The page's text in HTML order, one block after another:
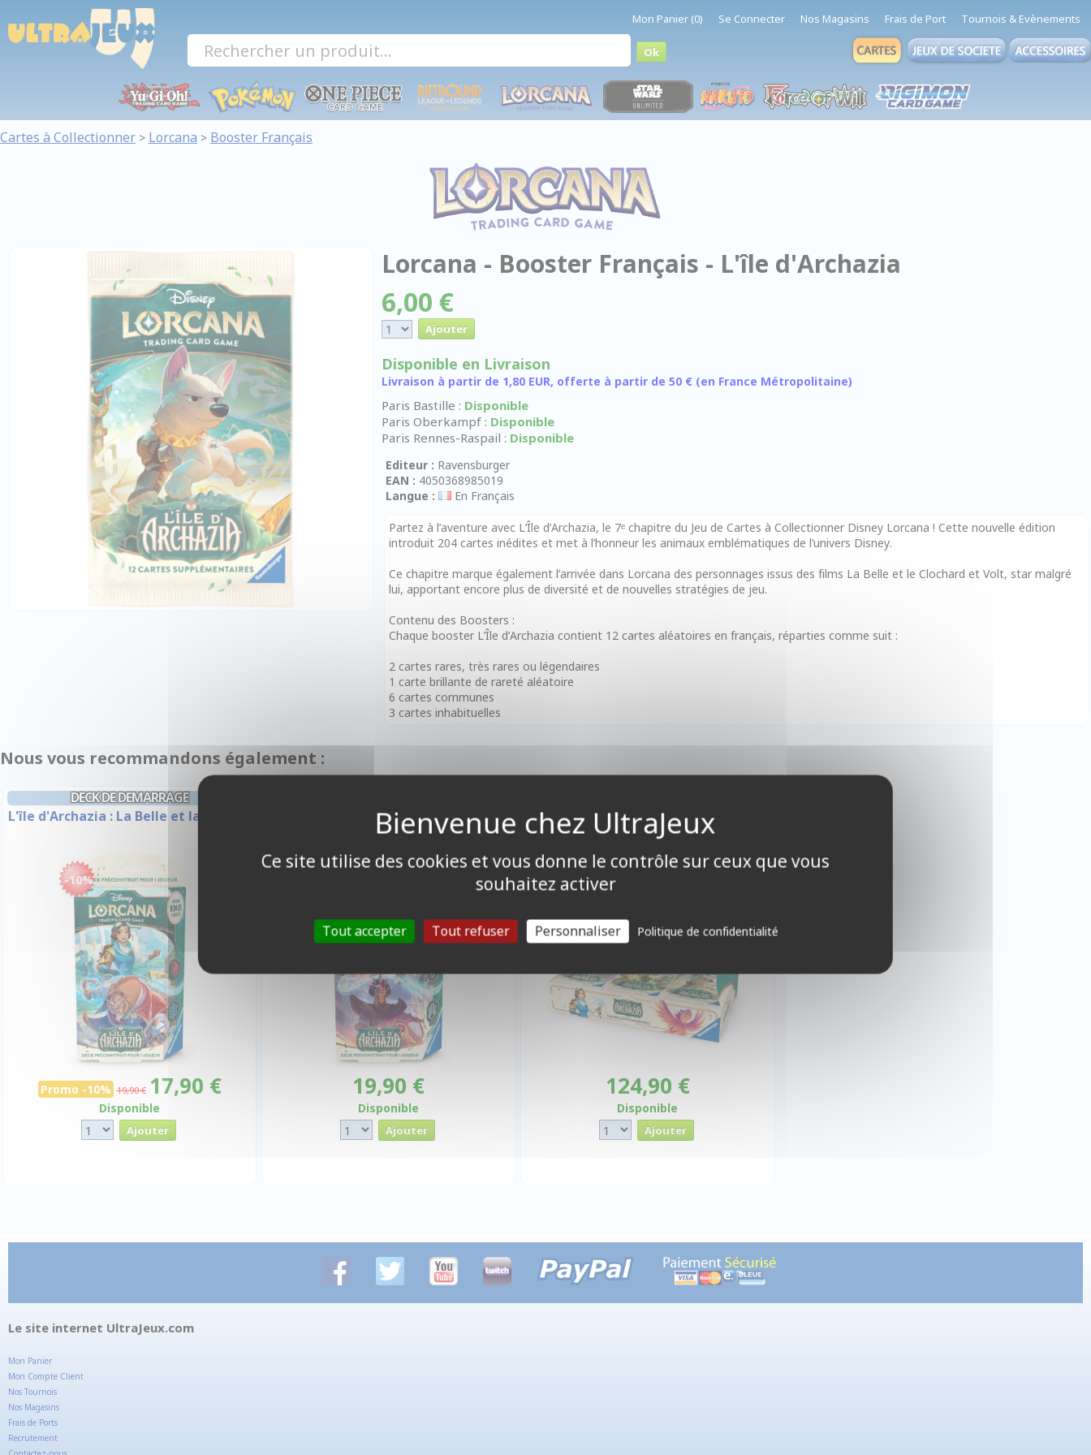
Mon Panier (0) Se Connecter Nos Magasins Frais de Port Tournois & Evènements
Cartes à Collectionner > Lorcana > Booster Français
Lorcana - Booster Français - L'île d'Archazia
6,00 €
Disponible en Livraison
Livraison à partir de 1,80 EUR, offerte à partir de 50 € (en France Métropolitaine)
Paris Bastille : Disponible
Paris Oberkampf : Disponible
Paris Rennes-Raspail : Disponible
Editeur : Ravensburger
EAN : 4050368985019
Langue :
En Français
Partez à l’aventure avec L’Île d’Archazia, le 7ᵉ chapitre du Jeu de Cartes à Collectionner Disney Lorcana ! Cette nouvelle édition
introduit 204 cartes inédites et met à l’honneur les animaux emblématiques de l’univers Disney.
Ce chapitre marque également l’arrivée dans Lorcana des personnages issus des films La Belle et le Clochard et Volt, star malgré
lui, apportant encore plus de diversité et de nouvelles stratégies de jeu.
Contenu des Boosters :
Chaque booster L’Île d’Archazia contient 12 cartes aléatoires en français, réparties comme suit :
2 cartes rares, très rares ou légendaires
1 carte brillante de rareté aléatoire
6 cartes communes
3 cartes inhabituelles
Nous vous recommandons également :
DECK DE DEMARRAGE
L'île d'Archazia : La Belle et la Bête
-10%
Promo -10% 19,90 € 17,90 €
Disponible
L'île d'Archazia : Iago et Jafar
19,90 €
Disponible
Display de 24 boosters : L'île
d'Archazia
124,90 €
Disponible
Le site internet UltraJeux.com
Mon Panier
Mon Compte Client
Nos Tournois
Nos Magasins
Frais de Ports
Recrutement
Panneau de gestion des cookies
Ce site utilise des cookies et vous donne le contrôle sur ceux que vous
souhaitez activer
Tout accepter Tout refuser Personnaliser Politique de confidentialité